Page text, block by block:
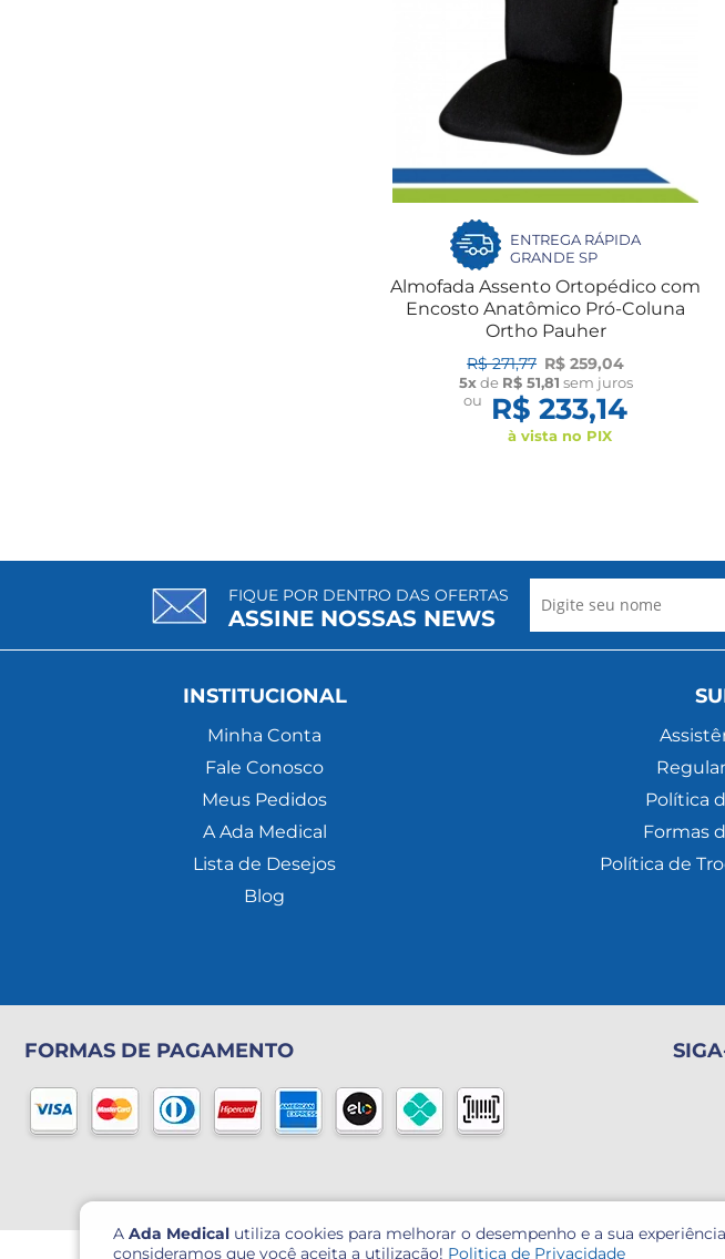
ENTREGA RÁPIDA
GRANDE SP
Almofada Assento Ortopédico com
Encosto Anatômico Pró-Coluna
Ortho Pauher
R$ 271,77 R$ 259,04
5xde R$ 51,81 sem juros
ou
R$ 233,14
à vista no PIX
A Ada Medical utiliza cookies para melhorar o desempenho e a sua
consideramos que você aceita a utilização! Politica de Privacidade
FIQUE POR DENTRO DAS OFERTAS
ASSINE NOSSAS NEWS
INSTITUCIONAL
Minha Conta
Fale Conosco
Meus Pedidos
A Ada Medical
Lista de Desejos
Blog
Política
Formas
Política de
FORMAS DE PAGAMENTO